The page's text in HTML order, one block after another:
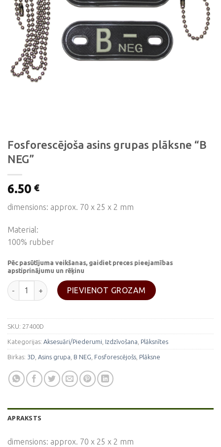
Fosforescējoša asins grupas plāksne “B
NEG”
6.50 €
dimensions: approx. 70 x 25 x 2 mm
Material:
100% rubber
Pēc pasūtījuma veikšanas, gaidiet preces pieejamības
apstiprinājumu un rēķinu
Fosforescējoša asins grupas plāksne "B NEG" daudzums
PIEVIENOT GROZAM
SKU: 27400D
Kategorijas: Aksesuāri/Piederumi Izdzīvošana Plāksnītes
Birkas: 3D Asins grupa B NEG Fosforescējošs Plāksne
APRAKSTS
dimensions: approx. 70 x 25 x 2 mm